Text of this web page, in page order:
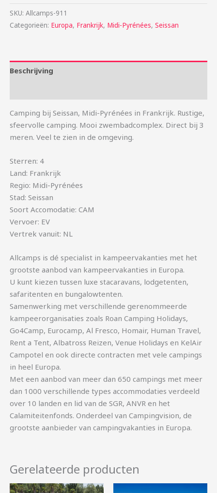
SKU: Allcamps-911
Categorieën: Europa, Frankrijk, Midi-Pyrénées, Seissan
Beschrijving
Camping bij Seissan, Midi-Pyrénées in Frankrijk. Rustige,
sfeervolle camping. Mooi zwembadcomplex. Direct bij 3
meren. Veel te zien in de omgeving.
Sterren: 4
Land: Frankrijk
Regio: Midi-Pyrénées
Stad: Seissan
Soort Accomodatie: CAM
Vervoer: EV
Vertrek vanuit: NL
Allcamps is dé specialist in kampeervakanties met het
grootste aanbod van kampeervakanties in Europa.
U kunt kiezen tussen luxe stacaravans, lodgetenten,
safaritenten en bungalowtenten.
Samenwerking met verschillende gerenommeerde
kampeerorganisaties zoals Roan Camping Holidays,
Go4Camp, Eurocamp, Al Fresco, Homair, Human Travel,
Rent a Tent, Albatross Reizen, Venue Holidays en KelAir
Campotel en ook directe contracten met vele campings
in heel Europa.
Met een aanbod van meer dan 650 campings met meer
dan 1000 verschillende types accommodaties verdeeld
over 10 landen en lid van de SGR, ANVR en het
Calamiteitenfonds. Onderdeel van Campingvision, de
grootste aanbieder van campingvakanties in Europa.
Gerelateerde producten